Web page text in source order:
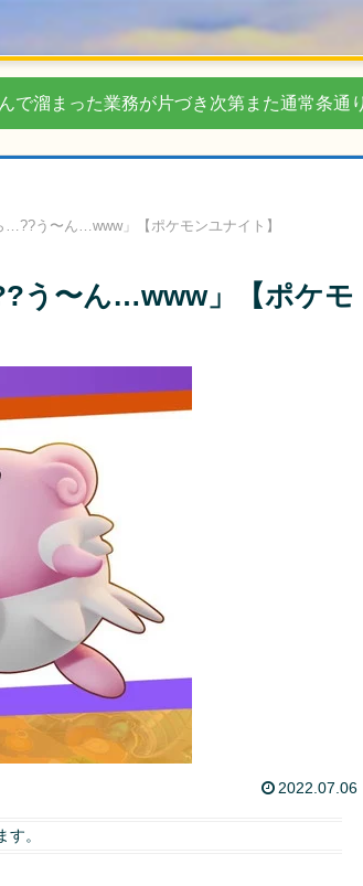
で溜まった業務が片づき次第また通常条通
う〜ん…www」【ポケモンユナイト】
う〜ん…www」【ポケモ
2022.07.06
す。